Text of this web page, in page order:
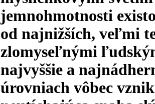
jemnohmotnosti
od najnižších, veľmi
zlomyseľnými
najvyššie a
úrovniach vôbec